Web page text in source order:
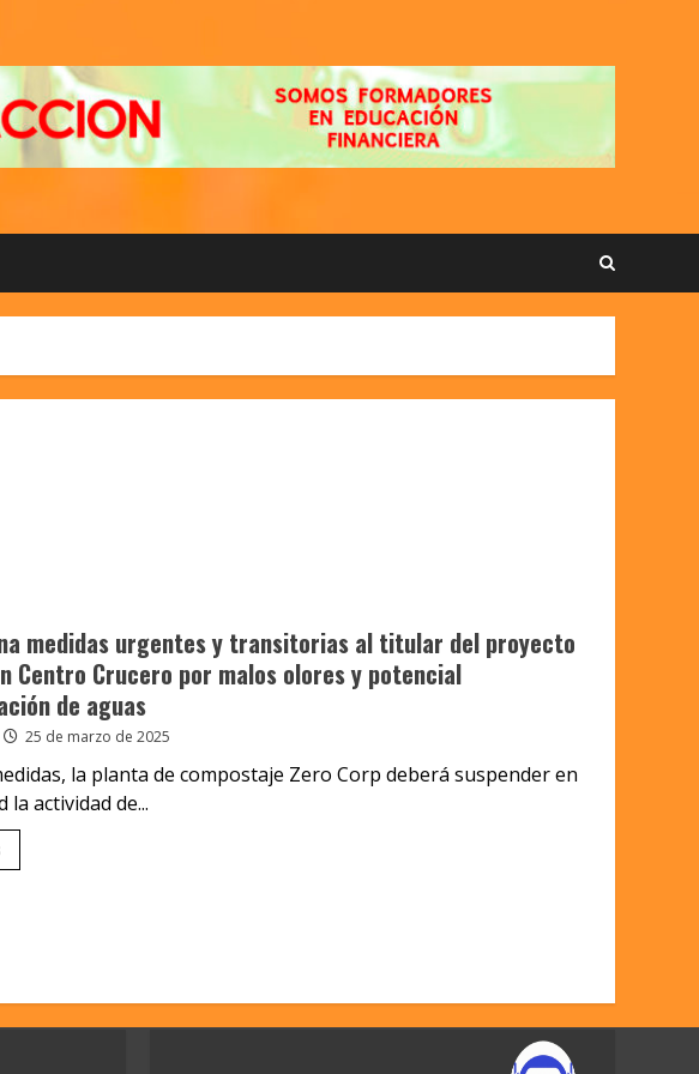
medidas urgentes y transitorias al titular del proyecto
Centro Crucero por malos olores y potencial
de aguas
25 de marzo de 2025
la planta de compostaje Zero Corp deberá suspender en
la actividad de...